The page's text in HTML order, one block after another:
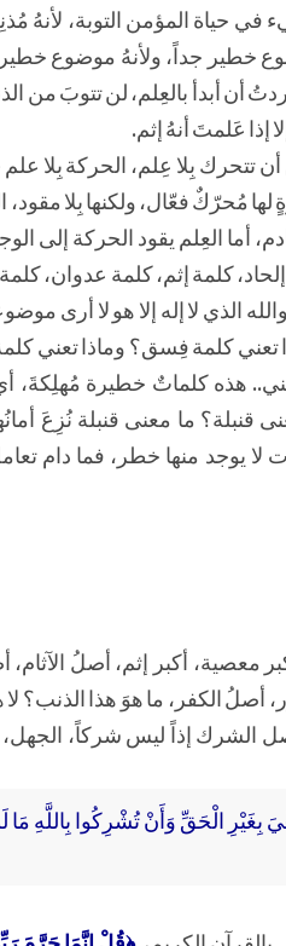
حياة المؤمن التوبة، لأنهُ
خطير جداً، ولأنهُ موضوع
أن أبدأ بالعِلم، لن تتوبَ من
إذا عَلمتَ أنهُ إثم.
تتحرك بِلا عِلم، الحركة بِلا
مُحرّكٌ فعّال، ولكنها بِلا مقود،
العِلم يقود الحركة إلى
كلمة إثم، كلمة عدوان،
الذي لا إله إلا هو لا أرى
كلمة فِسق؟ وماذا تعني
هذه كلماتٌ خطيرة مُهلِكةَ،
ما معنى قنبلة نُزِعَ
لا يوجد منها خطر، فما دام
معصية، أكبر إثم، أصلُ
الكفر، ما هوَ هذا الذنب؟ لا
الشرك إذاً ليس شركاً، الجهل،
بِغَيْرِ الْحَقِّ وَأَنْ تُشْرِكُوا بِاللَّهِ